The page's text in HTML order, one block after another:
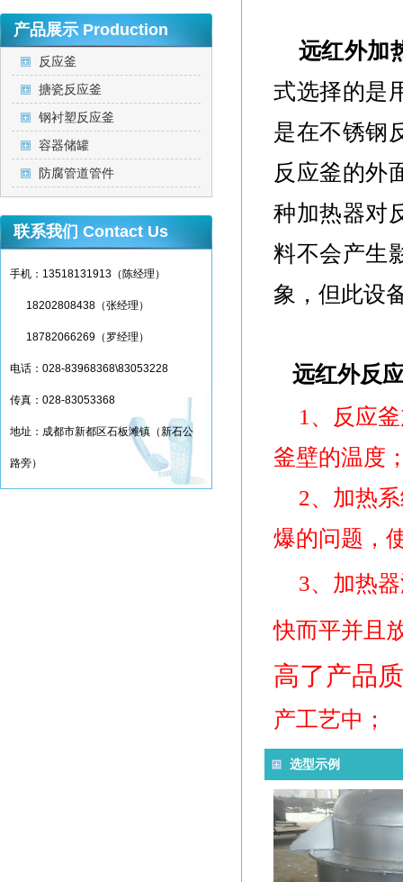
远红外加
式选择的是
是在不锈钢
反应釜的外
种加热器对
料不会产生
象，但此设
远红外反
1、 反应
釜壁的温度
2、 加热
爆的问题，
3、 加热
快而平并且
高了产品
产工艺中；
选型示例
产品展示 Production
反应釜
搪瓷反应釜
钢衬塑反应釜
容器储罐
防腐管道管件
联系我们 Contact Us
手机：13518131913（陈经理）
18202808438（张经理）
18782066269（罗经理）
电话：028-83968368\83053228
传真：028-83053368
地址：成都市新都区石板滩镇（新石公
路旁）